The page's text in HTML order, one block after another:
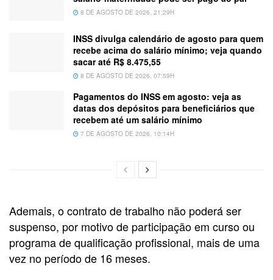
8 DE AGOSTO DE 2026, 21:29H
INSS divulga calendário de agosto para quem
recebe acima do salário mínimo; veja quando
sacar até R$ 8.475,55
8 DE AGOSTO DE 2026, 07:59H
Pagamentos do INSS em agosto: veja as
datas dos depósitos para beneficiários que
recebem até um salário mínimo
7 DE AGOSTO DE 2026, 10:14H
Ademais, o contrato de trabalho não poderá ser
suspenso, por motivo de participação em curso ou
programa de qualificação profissional, mais de uma
vez no período de 16 meses.